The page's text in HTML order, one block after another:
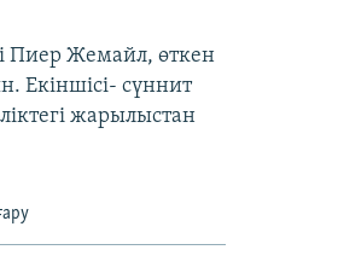
Пиер Жемайл, өткен
Екіншісі- сүннит
жарылыстан